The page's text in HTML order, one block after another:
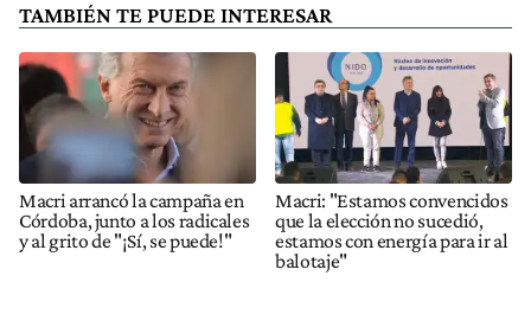
TAMBIÉN TE PUEDE INTERESAR
Macri arrancó la campaña en
Córdoba, junto a los radicales
y al grito de "¡Sí, se puede!"
Macri: "Estamos convencidos
que la elección no sucedió,
estamos con energía para ir al
balotaje"